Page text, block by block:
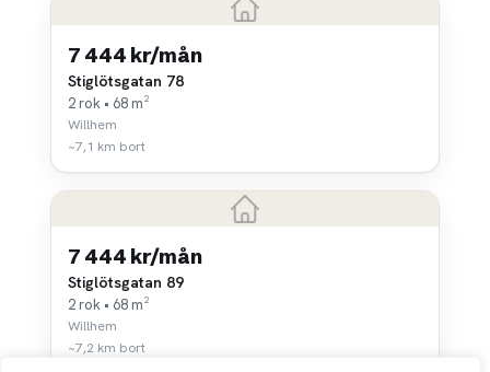
7 444 kr/mån
Stiglötsgatan 78
2 rok • 68 m²
Willhem
~7,1 km bort
7 444 kr/mån
Stiglötsgatan 89
2 rok • 68 m²
Willhem
~7,2 km bort